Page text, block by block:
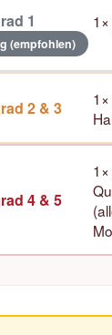
1
(empfohlen)
2 & 3
4 & 5